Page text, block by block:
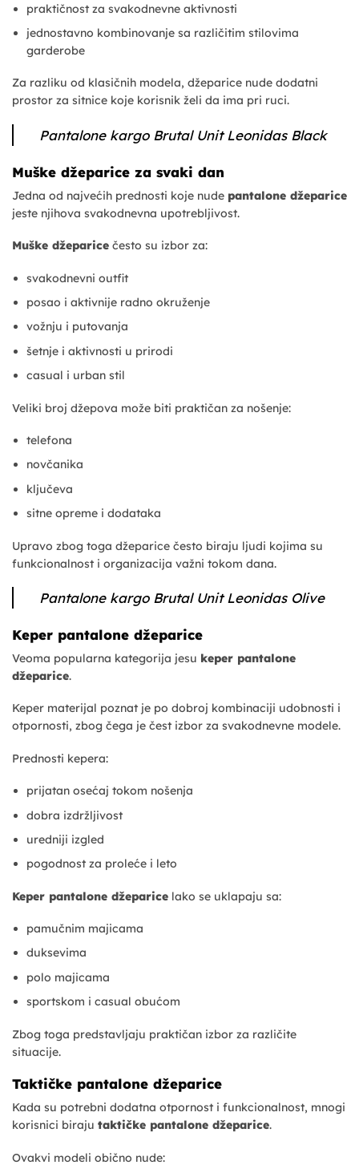
praktičnost za svakodnevne aktivnosti
jednostavno kombinovanje sa različitim stilovima
garderobe
Za razliku od klasičnih modela, džeparice nude dodatni
prostor za sitnice koje korisnik želi da ima pri ruci.
Pantalone kargo Brutal Unit Leonidas Black
Muške džeparice za svaki dan
Jedna od najvećih prednosti koje nude pantalone džeparice
jeste njihova svakodnevna upotrebljivost.
Muške džeparice često su izbor za:
svakodnevni outfit
posao i aktivnije radno okruženje
vožnju i putovanja
šetnje i aktivnosti u prirodi
casual i urban stil
Veliki broj džepova može biti praktičan za nošenje:
telefona
novčanika
ključeva
sitne opreme i dodataka
Upravo zbog toga džeparice često biraju ljudi kojima su
funkcionalnost i organizacija važni tokom dana.
Pantalone kargo Brutal Unit Leonidas Olive
Keper pantalone džeparice
Veoma popularna kategorija jesu keper pantalone
džeparice.
Keper materijal poznat je po dobroj kombinaciji udobnosti i
otpornosti, zbog čega je čest izbor za svakodnevne modele.
Prednosti kepera:
prijatan osećaj tokom nošenja
dobra izdržljivost
uredniji izgled
pogodnost za proleće i leto
Keper pantalone džeparice lako se uklapaju sa:
pamučnim majicama
duksevima
polo majicama
sportskom i casual obućom
Zbog toga predstavljaju praktičan izbor za različite
situacije.
Taktičke pantalone džeparice
Kada su potrebni dodatna otpornost i funkcionalnost, mnogi
korisnici biraju taktičke pantalone džeparice.
Ovakvi modeli obično nude: